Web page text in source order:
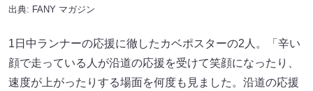
出典: FANY マガジン
1日中ランナーの応援に徹したカベポスターの2人。「辛い
顔で走っている人が沿道の応援を受けて笑顔になったり、
速度が上がったりする場面を何度も見ました。沿道の応援